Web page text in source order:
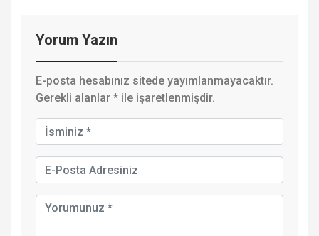
Yorum Yazın
E-posta hesabınız sitede yayımlanmayacaktır.
Gerekli alanlar * ile işaretlenmişdir.